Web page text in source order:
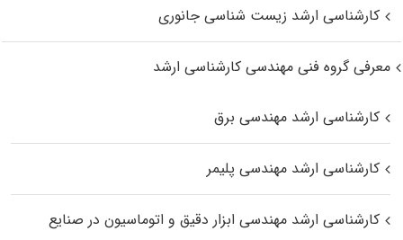
کارشناسی ارشد زیست‌ شناسی جانوری
معرفی گروه فنی مهندسی کارشناسی ارشد
کارشناسی ارشد مهندسی برق
کارشناسی ارشد مهندسی پلیمر
کارشناسی ارشد مهندسی ابزار دقیق و اتوماسیون در صنایع